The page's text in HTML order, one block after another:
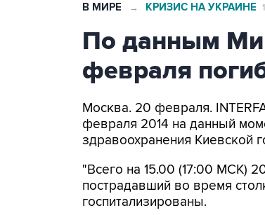
В МИРЕ → КРИЗИС НА УКРАИНЕ
По данным
февраля
Москва. 20 февраля.
февраля 2014 на данный
здравоохранения Киевской
"Всего на 15.00 (17:00 МСК)
пострадавший во время
госпитализированы.